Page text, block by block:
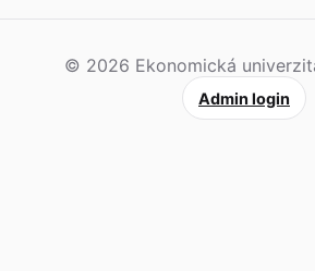
© 2026 Ekonomická
Admin login